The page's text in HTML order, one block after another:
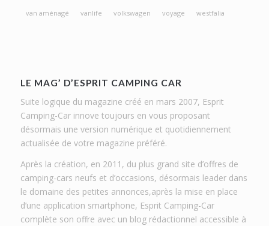
van aménagé
vanlife volkswagen voyage westfalia
LE MAG’ D’ESPRIT CAMPING CAR
Suite logique du magazine créé en mars 2007, Esprit
Camping-Car innove toujours en vous proposant
désormais une version numérique et quotidiennement
actualisée de votre magazine préféré.
Après la création, en 2011, du plus grand site d’offres de
camping-cars neufs et d’occasions, désormais leader dans
le domaine des petites annonces,après la mise en place
d’une application smartphone, Esprit Camping-Car
complète son offre avec un blog rédactionnel accessible à